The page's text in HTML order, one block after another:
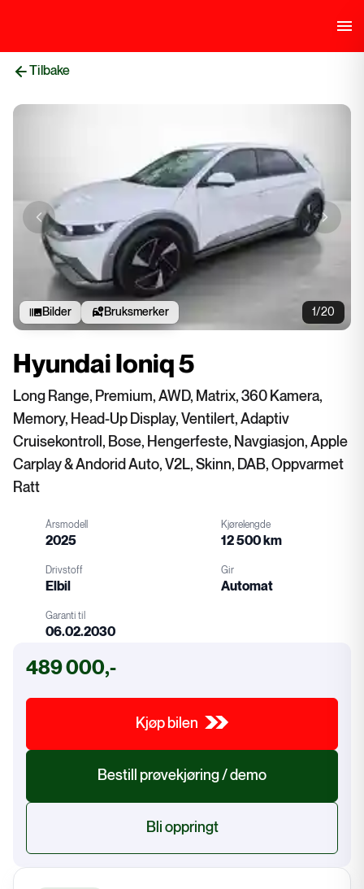
Tilbake
Previous slide Next
1/20
Bilder Bruksmerker
Hyundai Ioniq 5
Long Range, Premium, AWD, Matrix, 360 Kamera,
Memory, Head-Up Display, Ventilert, Adaptiv
Cruisekontroll, Bose, Hengerfeste, Navgiasjon, Apple
Carplay & Andorid Auto, V2L, Skinn, DAB, Oppvarmet
Ratt
Årsmodell
2025
Kjørelengde
12 500 km
Drivstoff
Drivstoff
Elbil
Gir
Automat
Garanti til
06.02.2030
489 000,-
Kjøp bilen
Bestill prøvekjøring / demo
Bli oppringt